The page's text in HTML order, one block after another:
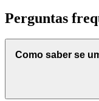
Perguntas
Como saber se